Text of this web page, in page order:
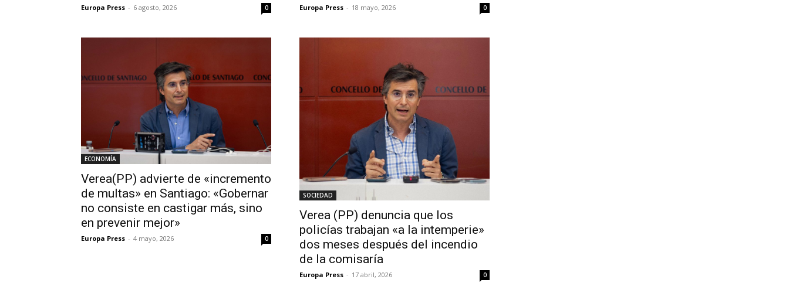
Europa Press - 6 agosto, 2026 0 Europa Press - 18 mayo, 2026 0
ECONOMÍA
Verea(PP) advierte de «incremento
de multas» en Santiago: «Gobernar
no consiste en castigar más, sino
en prevenir mejor»
Europa Press - 4 mayo, 2026 0
SOCIEDAD
Verea (PP) denuncia que los
policías trabajan «a la intemperie»
dos meses después del incendio
de la comisaría
Europa Press - 17 abril, 2026 0